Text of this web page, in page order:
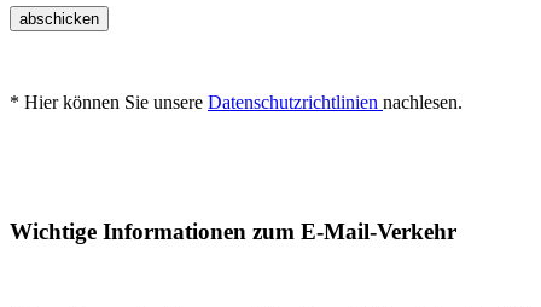
abschicken
* Hier können Sie unsere Datenschutzrichtlinien nachlesen.
Wichtige Informationen zum E-Mail-Verkehr